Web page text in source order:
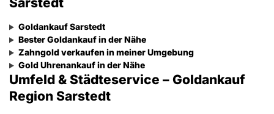
Goldankauf Sarstedt
Bester Goldankauf in der Nähe
Zahngold verkaufen in meiner Umgebung
Gold Uhrenankauf in der Nähe
Umfeld & Städteservice – Goldankauf
Region Sarstedt